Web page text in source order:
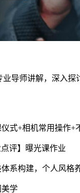
导师讲解，深入
式+相机常用操作+
评】曝光课作业
系构建，个人风格
美学